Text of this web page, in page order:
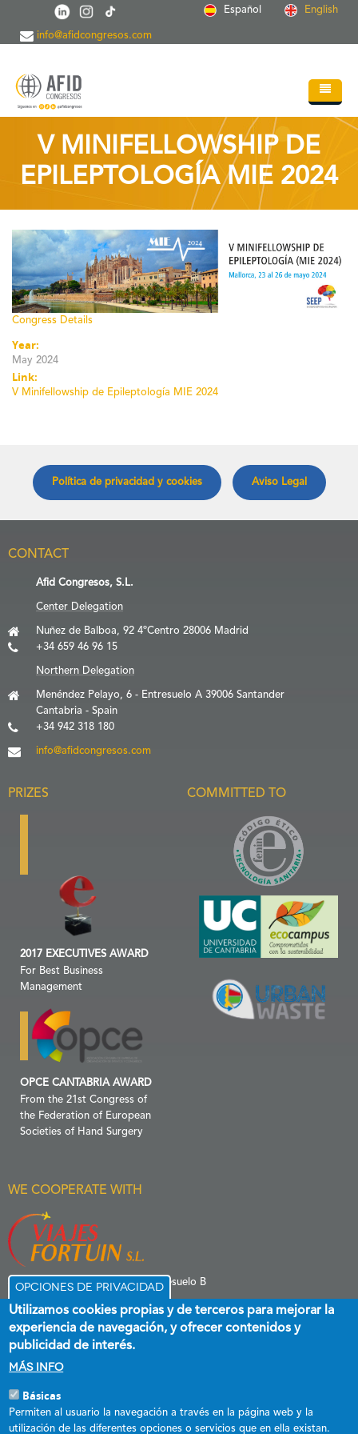
Skip to main content Español English
info@afidcongresos.com
Home
About AFID
Events
Sci.Societies
Blog
Contact
V MINIFELLOWSHIP DE
EPILEPTOLOGÍA MIE 2024
Congress Details
Year:
May 2024
Link:
V Minifellowship de Epileptología MIE 2024
Política de privacidad y cookies Aviso Legal
CONTACT
Afid Congresos, S.L.
Center Delegation
Nuñez de Balboa, 92 4ºCentro 28006 Madrid
+34 659 46 96 15
Northern Delegation
Menéndez Pelayo, 6 - Entresuelo A 39006 Santander
Cantabria - Spain
+34 942 318 180
info@afidcongresos.com
PRIZES
2017 EXECUTIVES AWARD
For Best Business
Management
OPCE CANTABRIA AWARD
From the 21st Congress of
the Federation of European
Societies of Hand Surgery
COMMITTED TO
WE COOPERATE WITH
C/ Menéndez Pelayo 6 Entresuelo B
Esta empresa ha recibido una subvención destinada a promover el
empleo estable y de calidad, cofinanciada al 60 % por el Fondo Social
Opciones de privacidad
Utilizamos cookies propias y de terceros para mejorar la
experiencia de navegación, y ofrecer contenidos y
publicidad de interés.
Más info
Básicas
Permiten al usuario la navegación a través en la página web y la
utilización de las diferentes opciones o servicios que en ella existan.